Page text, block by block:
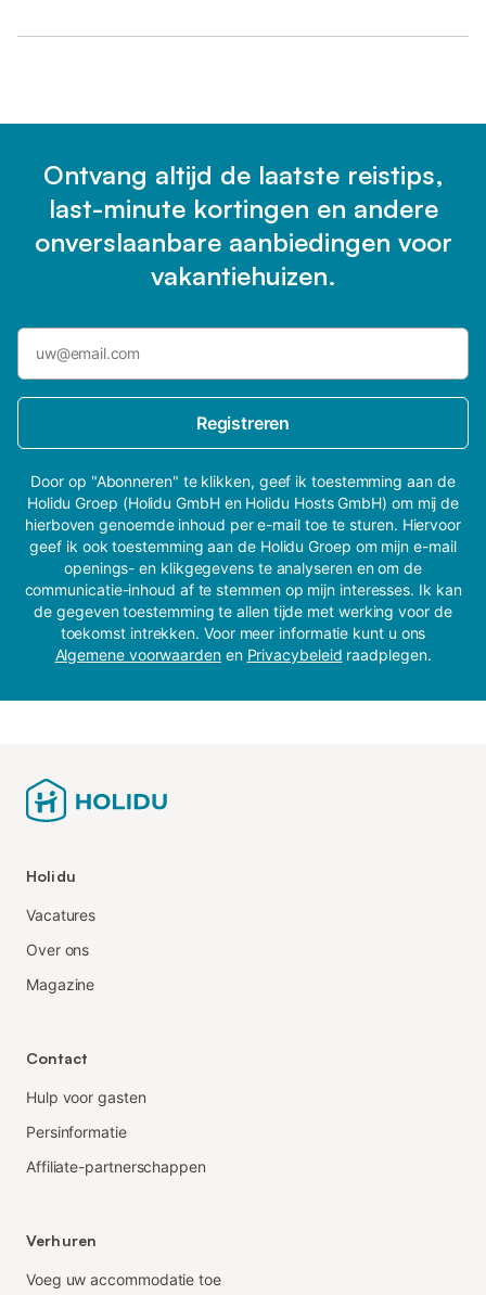
Ontvang altijd de laatste reistips,
last-minute kortingen en andere
onverslaanbare aanbiedingen voor
vakantiehuizen.
Registreren
Door op "Abonneren" te klikken, geef ik toestemming aan de
Holidu Groep (Holidu GmbH en Holidu Hosts GmbH) om mij de
hierboven genoemde inhoud per e-mail toe te sturen. Hiervoor
geef ik ook toestemming aan de Holidu Groep om mijn e-mail
openings- en klikgegevens te analyseren en om de
communicatie-inhoud af te stemmen op mijn interesses. Ik kan
de gegeven toestemming te allen tijde met werking voor de
toekomst intrekken. Voor meer informatie kunt u ons
Algemene voorwaardenen Privacybeleid raadplegen.
Holidu
Vacatures
Over ons
Magazine
Contact
Hulp voor gasten
Persinformatie
Affiliate-partnerschappen
Verhuren
Voeg uw accommodatie toe